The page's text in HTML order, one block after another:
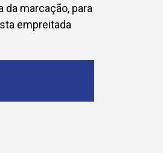
da marcação, para
empreitada